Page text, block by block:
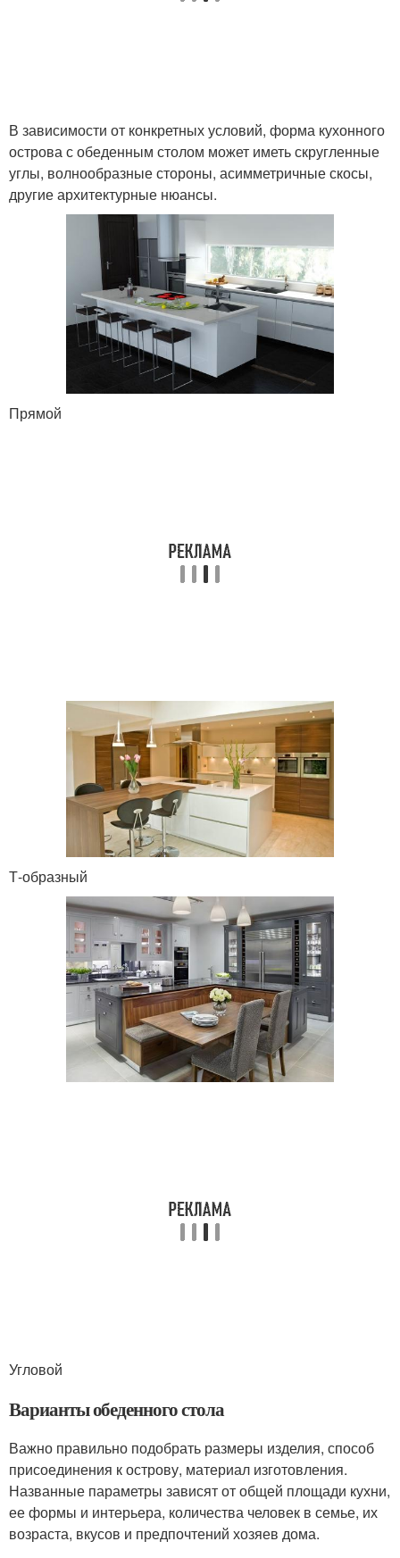
В зависимости от конкретных условий, форма кухонного
острова с обеденным столом может иметь скругленные
углы, волнообразные стороны, асимметричные скосы,
другие архитектурные нюансы.
Прямой
Т-образный
Угловой
Варианты обеденного стола
Важно правильно подобрать размеры изделия, способ
присоединения к острову, материал изготовления.
Названные параметры зависят от общей площади кухни,
ее формы и интерьера, количества человек в семье, их
возраста, вкусов и предпочтений хозяев дома.